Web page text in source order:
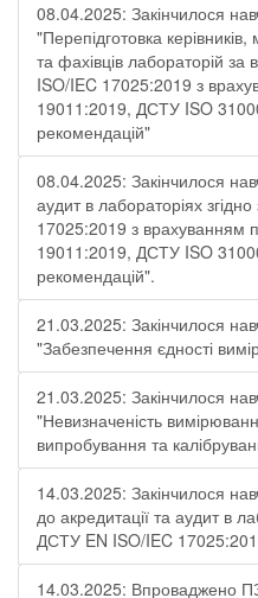
08.04.2025: Закінчилося
"Перепідготовка
та фахівців лабораторій
ISO/IEC 17025:2019 з
19011:2019, ДСТУ ISO
рекомендацій"
08.04.2025: Закінчилося
аудит в лабораторіях
17025:2019 з врахуванням
19011:2019, ДСТУ ISO
рекомендацій".
21.03.2025: Закінчилося
"Забезпечення єдності
21.03.2025: Закінчилося
"Невизначеність
випробування та
14.03.2025: Закінчилося
до акредитації та аудит в
ДСТУ EN ISO/IEC
14.03.2025: Впроваджено